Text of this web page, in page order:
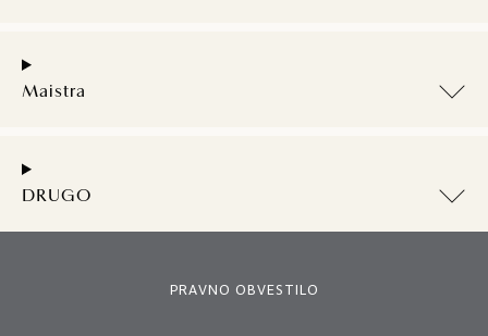
Maistra
DRUGO
PRAVNO OBVESTILO